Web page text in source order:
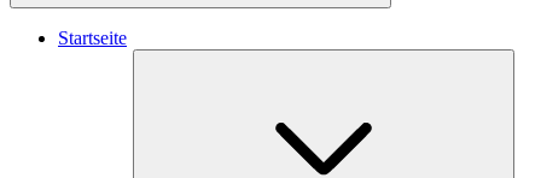
Startseite